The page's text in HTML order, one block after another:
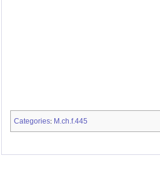
Categories: M.ch.f.445